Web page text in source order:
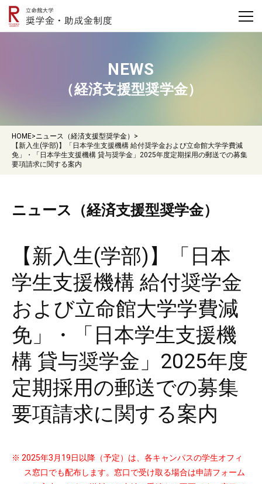
NEWS
（経済支援型奨学金）
HOME>ニュース（経済支援型奨学金） >
【新入生(学部)】「日本学生支援機構 給付奨学金および立命館大学学費減
免」・「日本学生支援機構 貸与奨学金」2025年度定期採用の郵送での募集
要項請求に関する案内
ニュース（経済支援型奨学金）
【新入生(学部)】「日本
学生支援機構 給付奨学金
および立命館大学学費減
免」・「日本学生支援機
構 貸与奨学金」2025年度
定期採用の郵送での募集
要項請求に関する案内
※ 2025年3月19日以降（予定）は、各キャンパスの学生オフィ
ス窓口でも配布します。窓口で受け取る場合は申請フォーム